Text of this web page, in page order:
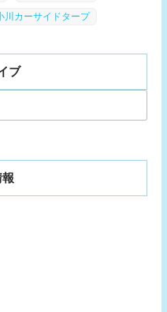
川カーサイドタープ
ブ
報